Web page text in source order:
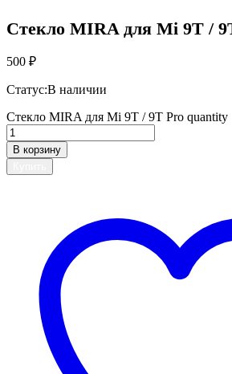
Стекло MIRA для Mi 9T /
500 ₽
Статус:В наличии
Стекло MIRA для Mi 9T / 9T Pro quantity
В корзину